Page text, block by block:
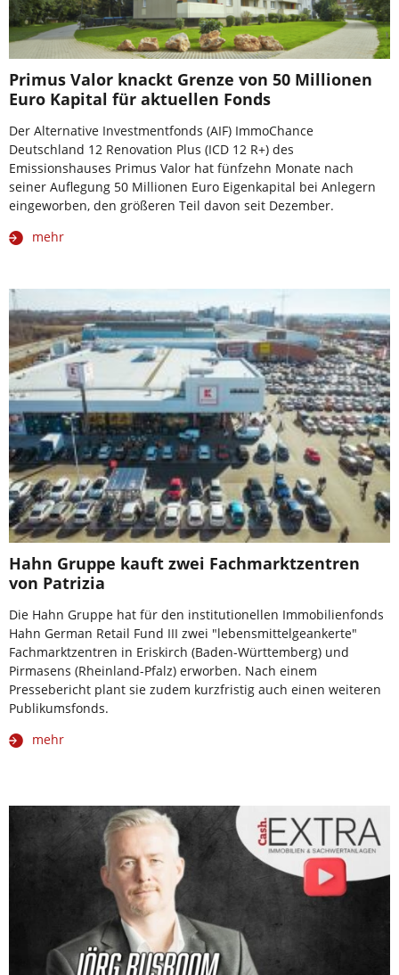
Primus Valor knackt Grenze von 50 Millionen
Euro Kapital für aktuellen Fonds
Der Alternative Investmentfonds (AIF) ImmoChance
Deutschland 12 Renovation Plus (ICD 12 R+) des
Emissionshauses Primus Valor hat fünfzehn Monate nach
seiner Auflegung 50 Millionen Euro Eigenkapital bei Anlegern
eingeworben, den größeren Teil davon seit Dezember.
mehr
Hahn Gruppe kauft zwei Fachmarktzentren
von Patrizia
Die Hahn Gruppe hat für den institutionellen Immobilienfonds
Hahn German Retail Fund III zwei "lebensmittelgeankerte"
Fachmarktzentren in Eriskirch (Baden-Württemberg) und
Pirmasens (Rheinland-Pfalz) erworben. Nach einem
Pressebericht plant sie zudem kurzfristig auch einen weiteren
Publikumsfonds.
mehr